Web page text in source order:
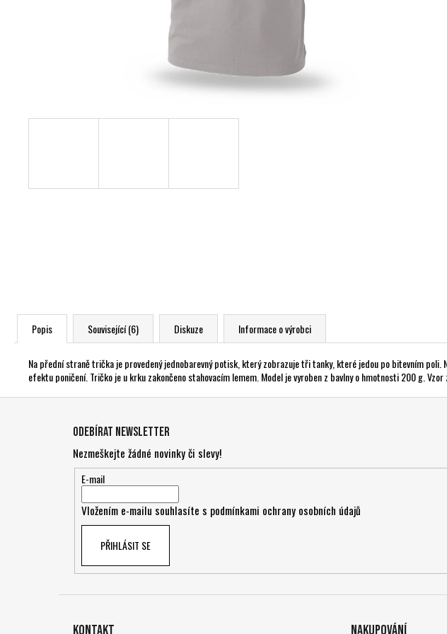
Popis Související (6) Diskuze Informace o výrobci
Na přední straně trička je provedený jednobarevný potisk, který zobrazuje tři tanky, které jedou po bitevním
efektu poničení. Tričko je u krku zakončeno stahovacím lemem. Model je vyroben z bavlny o hmotnosti 200 g.
Odebírat newsletter
Nezmeškejte žádné novinky či slevy!
E-mail
Vložením e-mailu souhlasíte s podmínkami ochrany osobních údajů
PŘIHLÁSIT SE
Kontakt Nakupování